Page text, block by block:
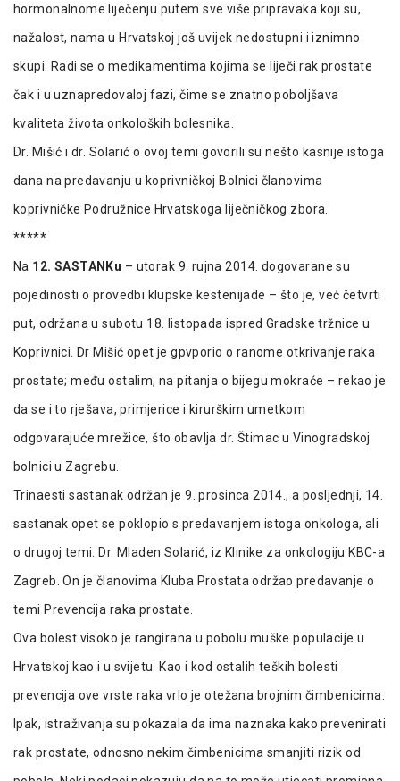
hormonalnome liječenju putem sve više pripravaka koji su,
nažalost, nama u Hrvatskoj još uvijek nedostupni i iznimno
skupi. Radi se o medikamentima kojima se liječi rak prostate
čak i u uznapredovaloj fazi, čime se znatno poboljšava
kvaliteta života onkoloških bolesnika.
Dr. Mišić i dr. Solarić o ovoj temi govorili su nešto kasnije istoga
dana na predavanju u koprivničkoj Bolnici članovima
koprivničke Podružnice Hrvatskoga liječničkog zbora.
*****
Na 12. SASTANKu – utorak 9. rujna 2014. dogovarane su
pojedinosti o provedbi klupske kestenijade – što je, već četvrti
put, održana u subotu 18. listopada ispred Gradske tržnice u
Koprivnici. Dr Mišić opet je gpvporio o ranome otkrivanje raka
prostate; među ostalim, na pitanja o bijegu mokraće – rekao je
da se i to rješava, primjerice i kirurškim umetkom
odgovarajuće mrežice, što obavlja dr. Štimac u Vinogradskoj
bolnici u Zagrebu.
Trinaesti sastanak održan je 9. prosinca 2014., a posljednji, 14.
sastanak opet se poklopio s predavanjem istoga onkologa, ali
o drugoj temi. Dr. Mladen Solarić, iz Klinike za onkologiju KBC-a
Zagreb. On je članovima Kluba Prostata održao predavanje o
temi Prevencija raka prostate.
Ova bolest visoko je rangirana u pobolu muške populacije u
Hrvatskoj kao i u svijetu. Kao i kod ostalih teških bolesti
prevencija ove vrste raka vrlo je otežana brojnim čimbenicima.
Ipak, istraživanja su pokazala da ima naznaka kako prevenirati
rak prostate, odnosno nekim čimbenicima smanjiti rizik od